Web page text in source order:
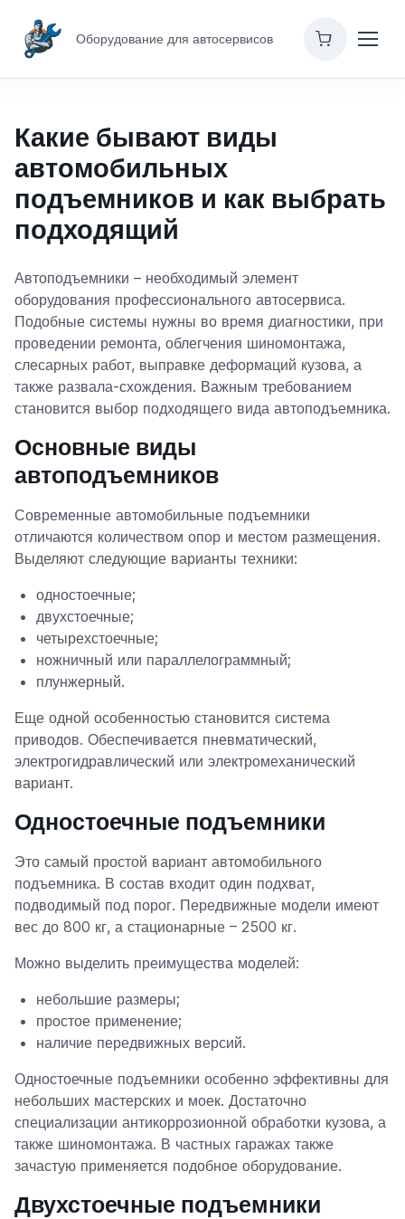
Оборудование для автосервисов
Какие бывают виды
автомобильных
подъемников и как выбрать
подходящий
Автоподъемники – необходимый элемент
оборудования профессионального автосервиса.
Подобные системы нужны во время диагностики, при
проведении ремонта, облегчения шиномонтажа,
слесарных работ, выправке деформаций кузова, а
также развала-схождения. Важным требованием
становится выбор подходящего вида автоподъемника.
Основные виды
автоподъемников
Современные автомобильные подъемники
отличаются количеством опор и местом размещения.
Выделяют следующие варианты техники:
одностоечные;
двухстоечные;
четырехстоечные;
ножничный или параллелограммный;
плунжерный.
Еще одной особенностью становится система
приводов. Обеспечивается пневматический,
электрогидравлический или электромеханический
вариант.
Одностоечные подъемники
Это самый простой вариант автомобильного
подъемника. В состав входит один подхват,
подводимый под порог. Передвижные модели имеют
вес до 800 кг, а стационарные – 2500 кг.
Можно выделить преимущества моделей:
небольшие размеры;
простое применение;
наличие передвижных версий.
Одностоечные подъемники особенно эффективны для
небольших мастерских и моек. Достаточно
специализации антикоррозионной обработки кузова, а
также шиномонтажа. В частных гаражах также
зачастую применяется подобное оборудование.
Двухстоечные подъемники